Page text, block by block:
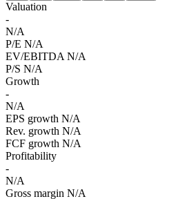
Valuation
-
N/A
P/E N/A
EV/EBITDA N/A
P/S N/A
Growth
-
N/A
EPS growth N/A
Rev. growth N/A
FCF growth N/A
Profitability
-
N/A
Gross margin N/A